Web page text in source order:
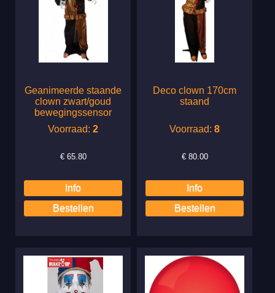
Geanimeerde staande
clown zwart/goud
bewegingssensor
Voorraad:2
€ 65.80
Deco clown 170cm
staand
Voorraad:8
€ 80.00